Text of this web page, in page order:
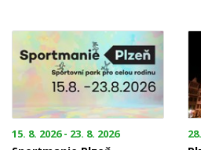
15. 8. 2026 - 23. 8. 2026